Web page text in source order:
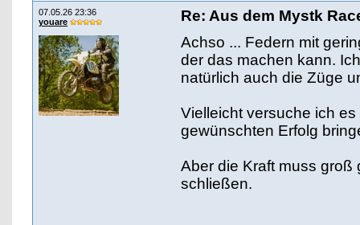
07.05.26 23:36
youare
Re: Aus dem Mystk
Achso ... Federn mit
der das machen kann.
natürlich auch die Züge
Vielleicht versuche ich
gewünschten Erfolg
Aber die Kraft muss
schließen.